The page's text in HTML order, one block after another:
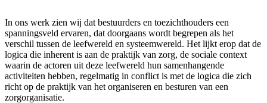
In ons werk zien wij dat bestuurders en toezichthouders een
spanningsveld ervaren, dat doorgaans wordt begrepen als het
verschil tussen de leefwereld en systeemwereld. Het lijkt erop dat de
logica die inherent is aan de praktijk van zorg, de sociale context
waarin de actoren uit deze leefwereld hun samenhangende
activiteiten hebben, regelmatig in conflict is met de logica die zich
richt op de praktijk van het organiseren en besturen van een
zorgorganisatie.